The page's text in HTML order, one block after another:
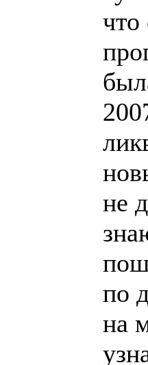
что
не
по
на